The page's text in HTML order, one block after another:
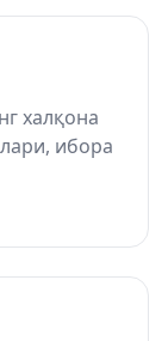
халқона
ибора